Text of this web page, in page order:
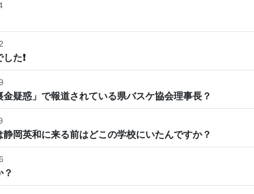
た❗
金疑惑」で報道されている県バスケ協会理事長？
静岡英和に来る前はどこの学校にいたんですか？
？